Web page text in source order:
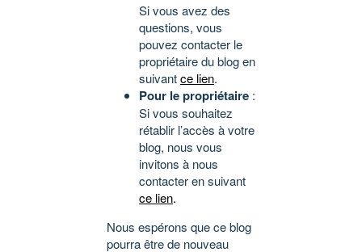
Si vous avez des
questions, vous
pouvez contacter le
propriétaire du blog en
suivantce lien.
Pour le propriétaire :
Si vous souhaitez
rétablir l’accès à votre
blog, nous vous
invitons à nous
contacter en suivant
ce lien.
Nous espérons que ce blog
pourra être de nouveau